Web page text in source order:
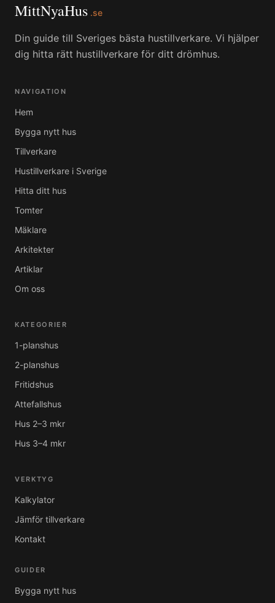
MittNyaHus .se
Din guide till Sveriges bästa hustillverkare. Vi hjälper
dig hitta rätt hustillverkare för ditt drömhus.
NAVIGATION
Hem
Bygga nytt hus
Tillverkare
Hustillverkare i Sverige
Hitta ditt hus
Tomter
Mäklare
Arkitekter
Artiklar
Om oss
KATEGORIER
1-planshus
2-planshus
Fritidshus
Attefallshus
Hus 2–3 mkr
Hus 3–4 mkr
VERKTYG
Kalkylator
Jämför tillverkare
Kontakt
GUIDER
Bygga nytt hus